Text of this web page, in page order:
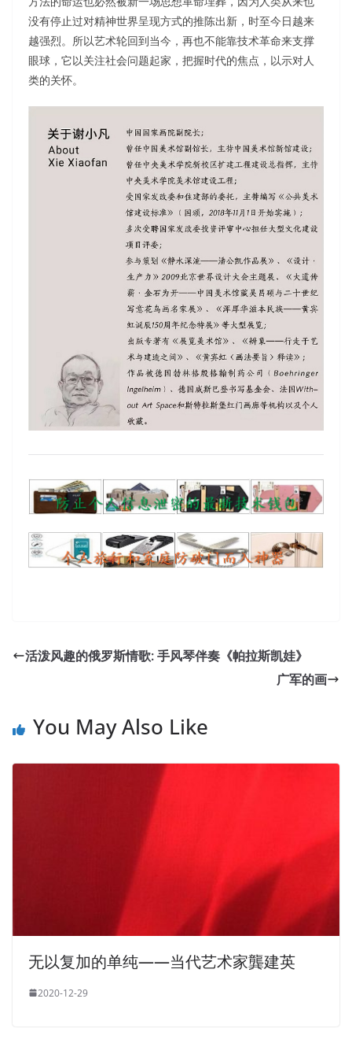
没有停止过对精神世界呈现方式的推陈出新，时至今日越来
越强烈。所以艺术轮回到当今，再也不能靠技术革命来支撑
眼球，它以关注社会问题起家，把握时代的焦点，以示对人
类的关怀。
活泼风趣的俄罗斯情歌: 手风琴伴奏《帕拉斯凯娃》
广军的画
You May Also Like
无以复加的单纯——当代艺术家龔建英
2020-12-29